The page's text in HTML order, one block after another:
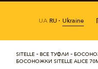
UA RU Ukraine
SITELLE ВСЕ ТУФЛИ
БОСОНОЖКИ SITELLE ALICE